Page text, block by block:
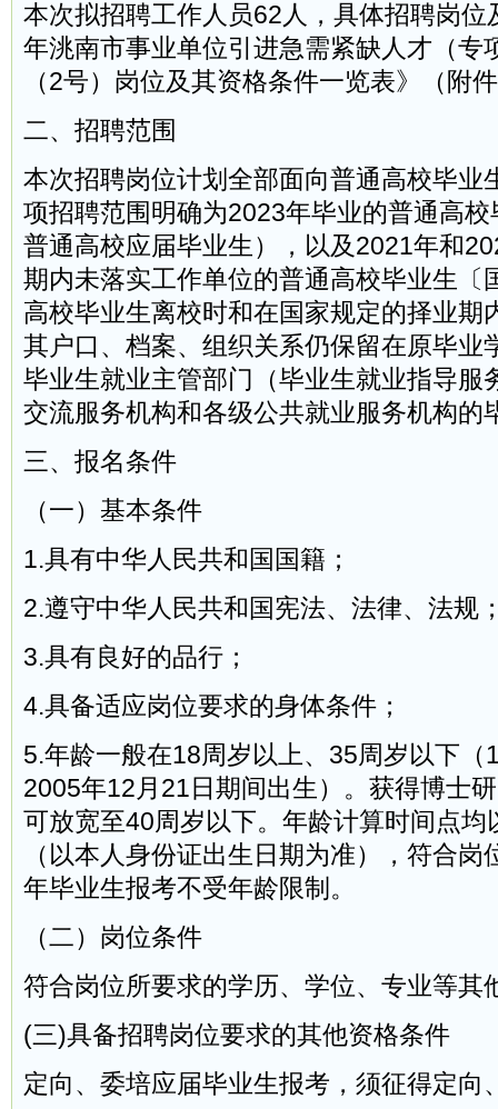
本次拟招聘工作人员62人，具体招聘岗位
年洮南市事业单位引进急需紧缺人才（专
（2号）岗位及其资格条件一览表》（附
二、招聘范围
本次招聘岗位计划全部面向普通高校毕业
项招聘范围明确为2023年毕业的普通高
普通高校应届毕业生），以及2021年和
期内未落实工作单位的普通高校毕业生〔
高校毕业生离校时和在国家规定的择业期
其户口、档案、组织关系仍保留在原毕业
毕业生就业主管部门（毕业生就业指导服
交流服务机构和各级公共就业服务机构的
三、报名条件
（一）基本条件
1.具有中华人民共和国国籍；
2.遵守中华人民共和国宪法、法律、法规
3.具有良好的品行；
4.具备适应岗位要求的身体条件；
5.年龄一般在18周岁以上、35周岁以下（
2005年12月21日期间出生）。获得博士
可放宽至40周岁以下。年龄计算时间点均
（以本人身份证出生日期为准），符合
年毕业生报考不受年龄限制。
（二）岗位条件
符合岗位所要求的学历、学位、专业等其
(三)具备招聘岗位要求的其他资格条件
定向、委培应届毕业生报考，须征得定向